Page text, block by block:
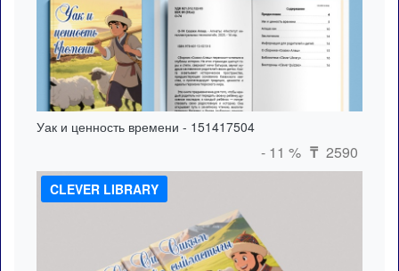
Уак и ценность времени - 151417504
- 11 % ₸ 2590
CLEVER LIBRARY